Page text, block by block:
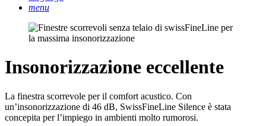
menu
Insonorizzazione eccellente
La finestra scorrevole per il comfort acustico. Con
un’insonorizzazione di 46 dB, SwissFineLine Silence è stata
concepita per l’impiego in ambienti molto rumorosi.